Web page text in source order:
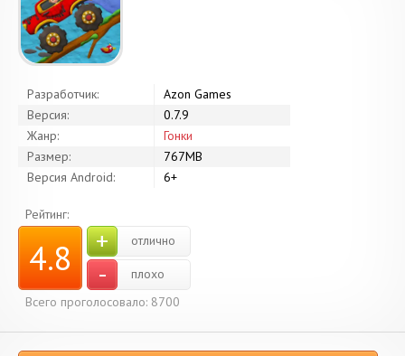
Разработчик:
Azon Games
Версия:
0.7.9
Жанр:
Гонки
Размер:
767MB
Версия Android:
6+
Рейтинг:
4.8 + отлично
-
плохо
Всего проголосовало: 8700